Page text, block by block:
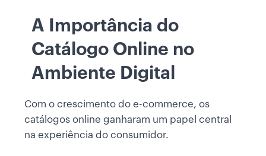
A Importância do
Catálogo Online no
Ambiente Digital
Com o crescimento do e-commerce, os
catálogos online ganharam um papel central
na experiência do consumidor.